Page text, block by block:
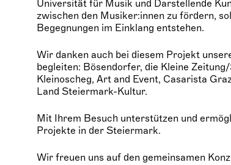
Universität für Musik und Darstellende
zwischen den Musiker:innen zu fördern,
Begegnungen im Einklang entstehen.
Wir danken auch bei diesem Projekt
begleiten: Bösendorfer, die Kleine
Kleinoscheg, Art and Event, Casarista
Land Steiermark-Kultur.
Mit Ihrem Besuch unterstützen und
Projekte in der Steiermark.
Wir freuen uns auf den gemeinsamen